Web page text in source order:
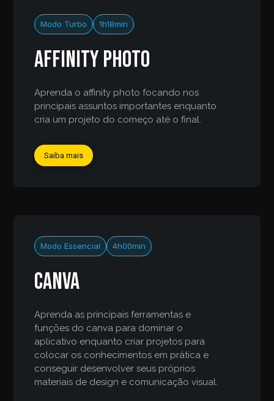
Modo Turbo 1h18min
Affinity Photo
Aprenda o affinity photo focando nos
principais assuntos importantes enquanto
cria um projeto do começo até o final.
Saiba mais
Modo Essencial 4h00min
Canva
Aprenda as principais ferramentas e
funções do canva para dominar o
aplicativo enquanto criar projetos para
colocar os conhecimentos em prática e
conseguir desenvolver seus próprios
materiais de design e comunicação visual.